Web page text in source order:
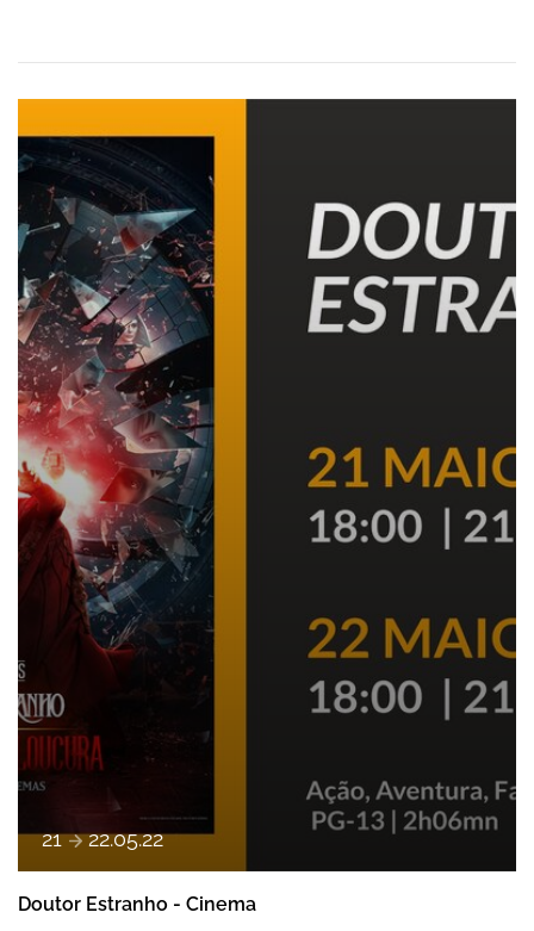
21 e 22.05.22
Doutor Estranho - Cinema